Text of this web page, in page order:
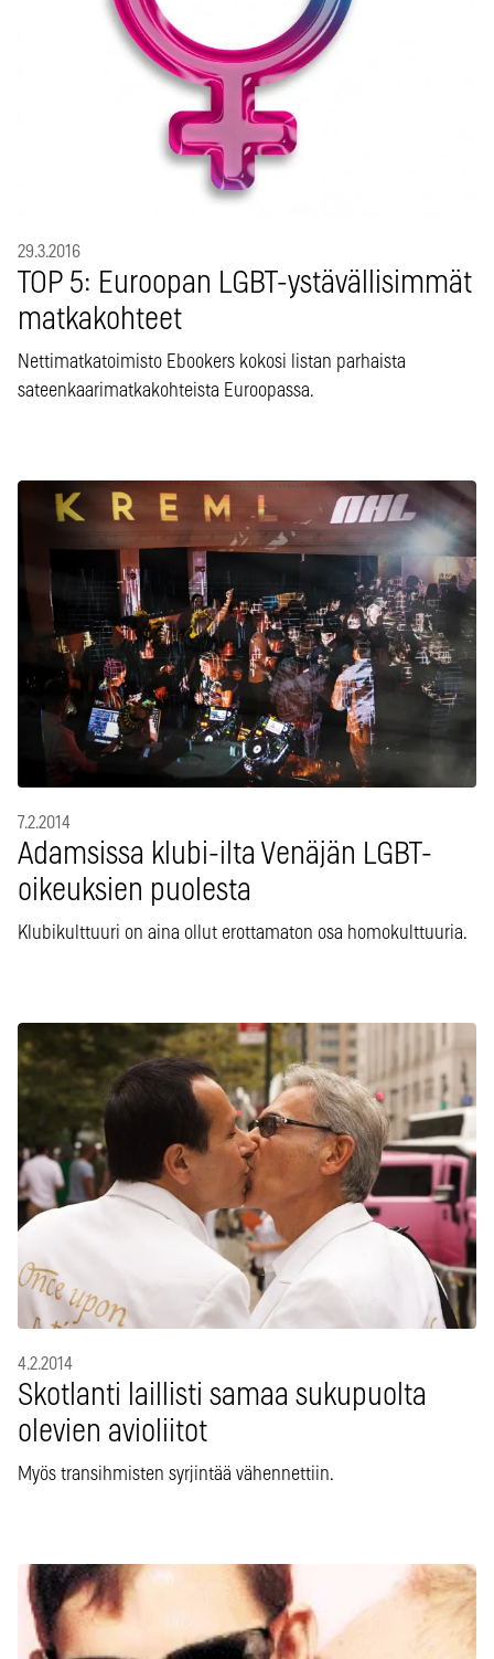
29.3.2016
TOP 5: Euroopan LGBT-ystävällisimmät
matkakohteet
Nettimatkatoimisto Ebookers kokosi listan parhaista
sateenkaarimatkakohteista Euroopassa.
7.2.2014
Adamsissa klubi-ilta Venäjän LGBT-
oikeuksien puolesta
Klubikulttuuri on aina ollut erottamaton osa homokulttuuria.
4.2.2014
Skotlanti laillisti samaa sukupuolta
olevien avioliitot
Myös transihmisten syrjintää vähennettiin.